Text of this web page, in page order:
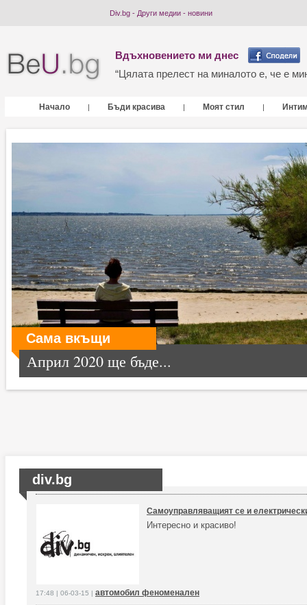
Div.bg - Други медии - новини
Вдъхновението ми днес
“Цялата прелест на миналото е, че е
Начало | Бъди красива | Моят стил |
Сама вкъщи
Април 2020 ще бъде...
div.bg
Самоуправляващият се и
Интересно и красиво!
17:48 | 06-03-15 | автомобил феноменален